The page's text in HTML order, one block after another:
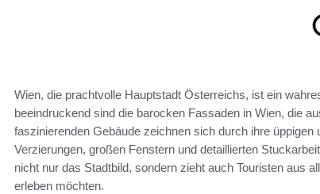
Wien, die prachtvolle Hauptstadt Österreichs, ist ein
beeindruckend sind die barocken Fassaden in Wien, die
faszinierenden Gebäude zeichnen sich durch ihre
Verzierungen, großen Fenstern und detaillierten
nicht nur das Stadtbild, sondern zieht auch Touristen aus
erleben möchten.